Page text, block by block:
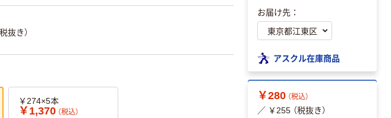
抜き）
￥274×5本
￥1,370 （税込）
お届け先：
アスクル在庫商品
￥280 （税込）
／ ￥255 （税抜き）